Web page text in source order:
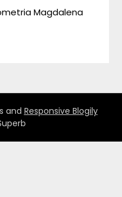
Magdalena
and Responsive Blogily